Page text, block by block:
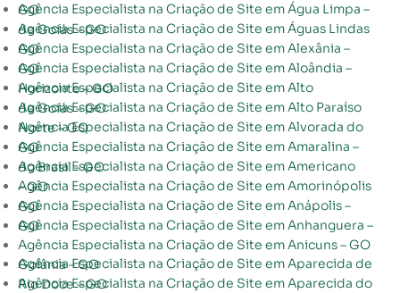
Agência Especialista na Criação de Site em Água Limpa – GO
Agência Especialista na Criação de Site em Águas Lindas de Goiás – GO
Agência Especialista na Criação de Site em Alexânia – GO
Agência Especialista na Criação de Site em Aloândia – GO
Agência Especialista na Criação de Site em Alto Horizonte – GO
Agência Especialista na Criação de Site em Alto Paraíso de Goiás – GO
Agência Especialista na Criação de Site em Alvorada do Norte – GO
Agência Especialista na Criação de Site em Amaralina – GO
Agência Especialista na Criação de Site em Americano do Brasil – GO
Agência Especialista na Criação de Site em Amorinópolis – GO
Agência Especialista na Criação de Site em Anápolis – GO
Agência Especialista na Criação de Site em Anhanguera – GO
Agência Especialista na Criação de Site em Anicuns – GO
Agência Especialista na Criação de Site em Aparecida de Goiânia – GO
Agência Especialista na Criação de Site em Aparecida do Rio Doce – GO